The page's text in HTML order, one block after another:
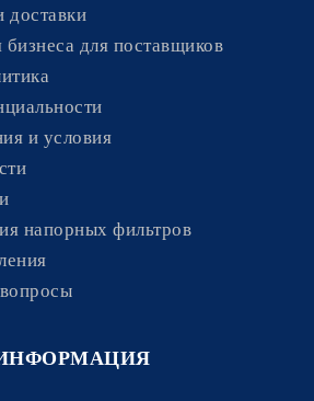
для поставщиков
и условия
напорных фильтров